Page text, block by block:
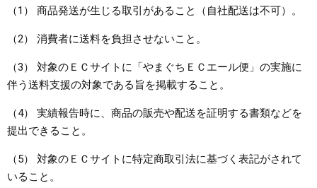
（1） 商品発送が生じる取引があること（自社配送は不可）。
（2） 消費者に送料を負担させないこと。
（3） 対象のＥＣサイトに「やまぐちＥＣエール便」の実施に
伴う送料支援の対象である旨を掲載すること。
（4） 実績報告時に、商品の販売や配送を証明する書類などを
提出できること。
（5） 対象のＥＣサイトに特定商取引法に基づく表記がされて
いること。